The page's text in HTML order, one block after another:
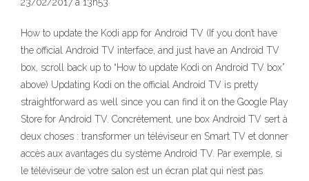
How to update the Kodi app for Android TV (If you don’t have
the official Android TV interface, and just have an Android TV
box, scroll back up to “How to update Kodi on Android TV box”
above) Updating Kodi on the official Android TV is pretty
straightforward as well since you can find it on the Google Play
Store for Android TV. Concrètement, une box Android TV sert à
deux choses : transformer un téléviseur en Smart TV et donner
accès aux avantages du système Android TV. Par exemple, si
le téléviseur de votre salon est un écran plat qui n’est pas